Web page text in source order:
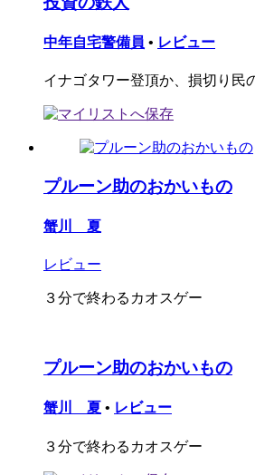
中年自宅警備員 • レビュー
イナゴタワー登頂か、損切り民
プルーン助のおかいもの
蟹川 夏
レビュー
３分で終わるカオスゲー
プルーン助のおかいもの
蟹川 夏 • レビュー
３分で終わるカオスゲー